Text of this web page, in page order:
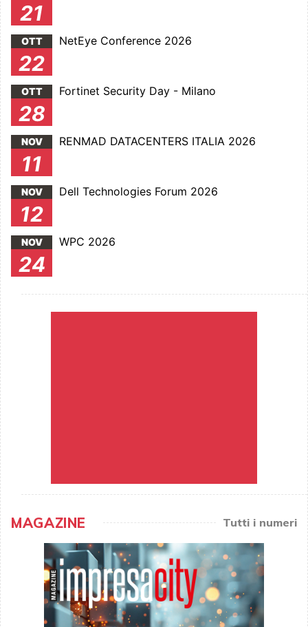
21
OTT
22
NetEye Conference 2026
OTT
28
Fortinet Security Day - Milano
NOV
11
RENMAD DATACENTERS ITALIA 2026
NOV
12
Dell Technologies Forum 2026
NOV
24
WPC 2026
MAGAZINE Tutti i numeri